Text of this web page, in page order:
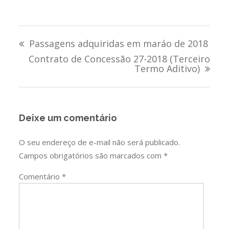
Passagens adquiridas em maráo de 2018
Contrato de Concessão 27-2018 (Terceiro
Termo Aditivo)
Deixe um comentário
O seu endereço de e-mail não será publicado.
Campos obrigatórios são marcados com*
Comentário*